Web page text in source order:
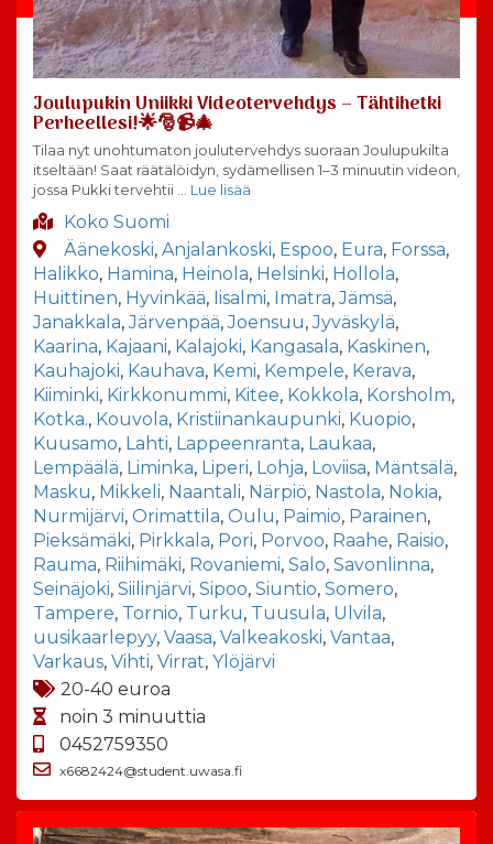
Joulupukin Uniikki Videotervehdys – Tähtihetki
Perheellesi!🌟🎅📹🎄
Tilaa nyt unohtumaton joulutervehdys suoraan Joulupukilta
itseltään! Saat räätälöidyn, sydämellisen 1–3 minuutin videon,
jossa Pukki tervehtii … Lue lisää
Koko Suomi
Äänekoski, Anjalankoski, Espoo, Eura, Forssa,
Halikko, Hamina, Heinola, Helsinki, Hollola,
Huittinen, Hyvinkää, Iisalmi, Imatra,Jämsä,
Janakkala,Järvenpää,Joensuu,Jyväskylä,
Kaarina, Kajaani, Kalajoki, Kangasala, Kaskinen,
Kauhajoki, Kauhava, Kemi, Kempele, Kerava,
Kiiminki, Kirkkonummi, Kitee, Kokkola, Korsholm,
Kotka., Kouvola, Kristiinankaupunki, Kuopio,
Kuusamo, Lahti, Lappeenranta, Laukaa,
Lempäälä, Liminka, Liperi, Lohja, Loviisa, Mäntsälä,
Masku, Mikkeli, Naantali, Närpiö, Nastola, Nokia,
Nurmijärvi, Orimattila, Oulu, Paimio, Parainen,
Pieksämäki, Pirkkala, Pori, Porvoo, Raahe, Raisio,
Rauma, Riihimäki, Rovaniemi, Salo, Savonlinna,
Seinäjoki, Siilinjärvi, Sipoo, Siuntio, Somero,
Tampere, Tornio, Turku, Tuusula, Ulvila,
uusikaarlepyy, Vaasa, Valkeakoski, Vantaa,
Varkaus, Vihti, Virrat, Ylöjärvi
20-40 euroa
noin 3 minuuttia
0452759350
x6682424@student.uwasa.fi